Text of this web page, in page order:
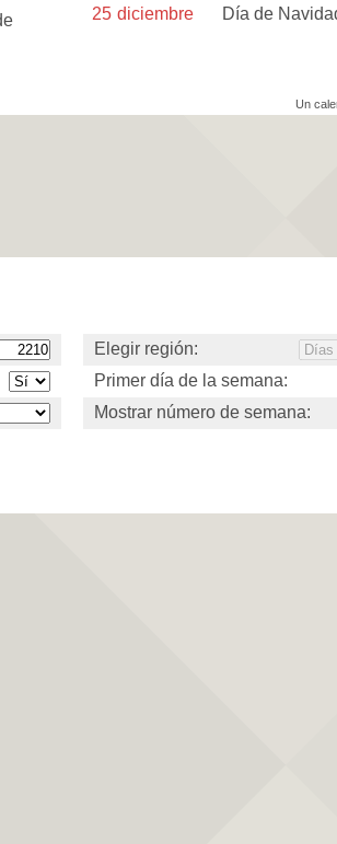
25 diciembre Día de
Un
Elegir región:
Primer día de la semana:
Mostrar número de semana: